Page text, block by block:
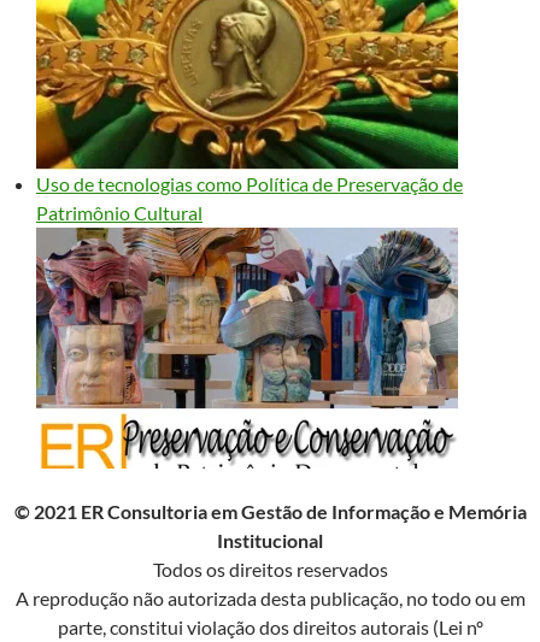
Uso de tecnologias como Política de Preservação de
Patrimônio Cultural
© 2021 ER Consultoria em Gestão de Informação e Memória
Institucional
Todos os direitos reservados
A reprodução não autorizada desta publicação, no todo ou em
parte, constitui violação dos direitos autorais (Lei nº